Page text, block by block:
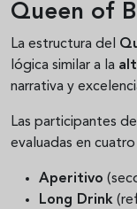
Queen of
La estructura del
lógica similar a la
narrativa y
Las participantes
evaluadas en
Aperitivo
Long Drink